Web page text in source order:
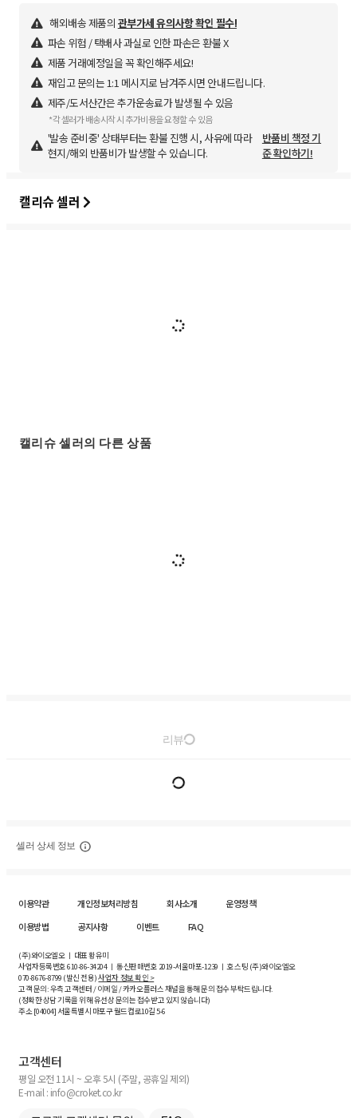
해외배송 제품의 관부가세 유의사항 확인 필수!
파손 위험 / 택배사 과실로 인한 파손은 환불 X
제품 거래예정일을 꼭 확인해주세요!
재입고 문의는 1:1 메시지로 남겨주시면 안내드립니다.
제주/도서산간은 추가운송료가 발생될 수 있음
*각 셀러가 배송시작 시 추가비용을 요청할 수 있음
'발송 준비중' 상태부터는 환불 진행 시, 사유에 따라
현지/해외 반품비가 발생할 수 있습니다.
반품비 책정 기
준 확인하기!
캘리슈 셀러
캘리슈 셀러의 다른 상품
리뷰
셀러 상세 정보
이용약관 개인정보처리방침 회사소개
운영정책
이용방법
공지사항 이벤트 FAQ
(주)와이오엘오 ㅣ 대표 황유미
사업자등록번호610-86-34204ㅣ 통신판매번호 2019-서울마포-1239 ㅣ 호스팅 (주)와이오엘오
070-8676-8799 (발신 전용)사업자 정보 확인 >
고객 문의: 우측 고객센터 / 이메일 / 카카오플러스 채널을 통해 문의 접수 부탁드립니다.
(정확한 상담 기록을 위해 유선상 문의는 접수받고 있지 않습니다)
주소 [04004] 서울특별시 마포구 월드컵로10길5-6
고객센터
평일 오전 11시 ~ 오후 5시 (주말, 공휴일 제외)
E-mail : info@croket.co.kr